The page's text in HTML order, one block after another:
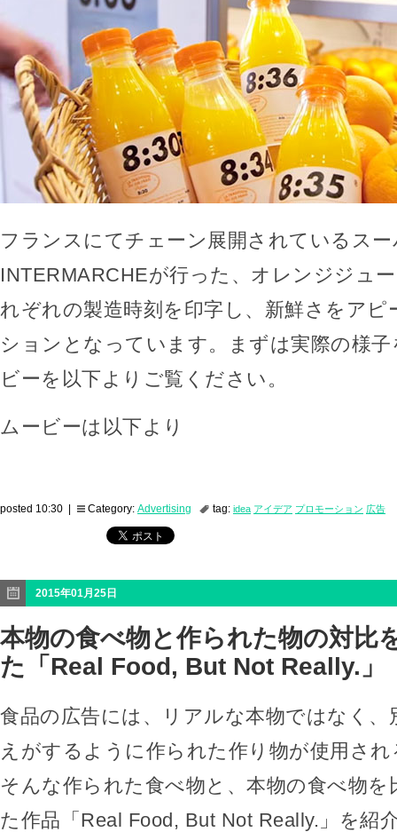
フランスにてチェーン展開されているスー
INTERMARCHEが行った、オレンジジュ
れぞれの製造時刻を印字し、新鮮さをアピ
ションとなっています。まずは実際の様
ビーを以下よりご覧ください。
ムービーは以下より
posted 10:30 | Category: Advertising tag: idea アイデア プロモーション 広告
2015年01月25日
本物の食べ物と作られた物の対比
た「Real Food, But Not Really.」
食品の広告には、リアルな本物ではなく、
えがするように作られた作り物が使用さ
そんな作られた食べ物と、本物の食べ物を
た作品「Real Food, But Not Really.」を紹